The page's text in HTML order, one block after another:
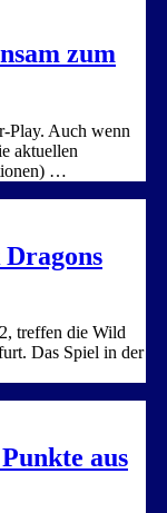
zum
Play. Auch wenn
aktuellen
…
treffen die Wild
Das Spiel in der
aus